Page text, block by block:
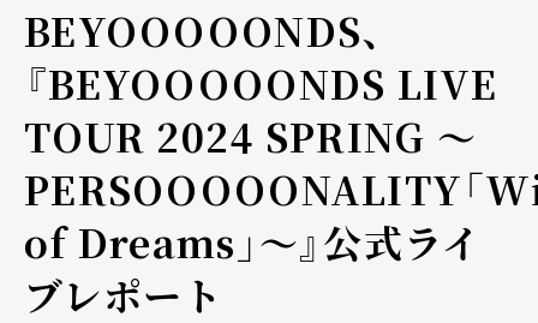
BEYOOOOONDS、
『BEYOOOOONDS LIVE
TOUR 2024 SPRING 〜
PERSOOOOONALITY「
of Dreams」〜』公式ライ
ブレポート